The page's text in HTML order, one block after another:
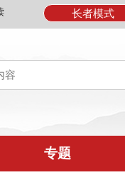
长者模式
专题